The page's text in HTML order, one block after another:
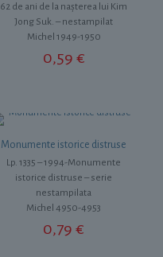
62 de ani de la nașterea lui Kim
Jong Suk. – nestampilat
Michel 1949-1950
0,59 €
Monumente istorice distruse
Lp. 1335 – 1994-Monumente
istorice distruse – serie
nestampilata
Michel 4950-4953
0,79€